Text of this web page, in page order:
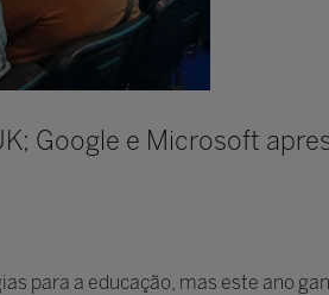
Google e Microsoft
para a educação, mas este ano